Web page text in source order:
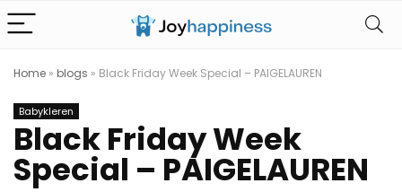
Home » blogs » Black Friday Week Special – PAIGELAUREN
Babykleren
Black Friday Week
Special – PAIGELAUREN